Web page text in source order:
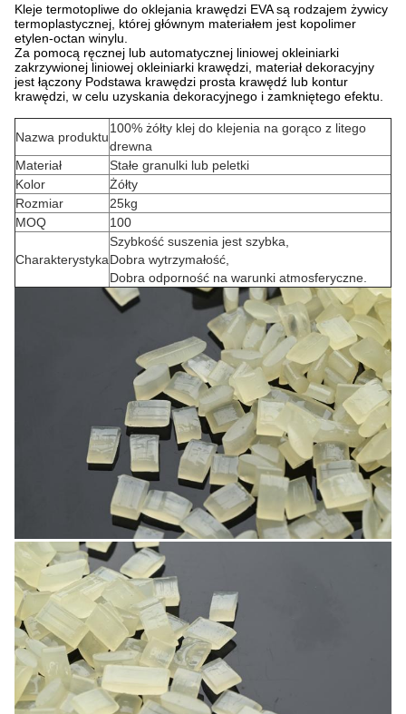
Kleje termotopliwe do oklejania krawędzi EVA są rodzajem żywicy
termoplastycznej, której głównym materiałem jest kopolimer
etylen-octan winylu.
Za pomocą ręcznej lub automatycznej liniowej okleiniarki
zakrzywionej liniowej okleiniarki krawędzi, materiał dekoracyjny
jest łączony Podstawa krawędzi prosta krawędź lub kontur
krawędzi, w celu uzyskania dekoracyjnego i zamkniętego efektu.
Nazwa produktu
100% żółty klej do klejenia na gorąco z litego
drewna
Materiał
Stałe granulki lub peletki
Kolor
Żółty
Rozmiar
25kg
MOQ
100
Charakterystyka
Szybkość suszenia jest szybka,
Dobra wytrzymałość,
Dobra odporność na warunki atmosferyczne.